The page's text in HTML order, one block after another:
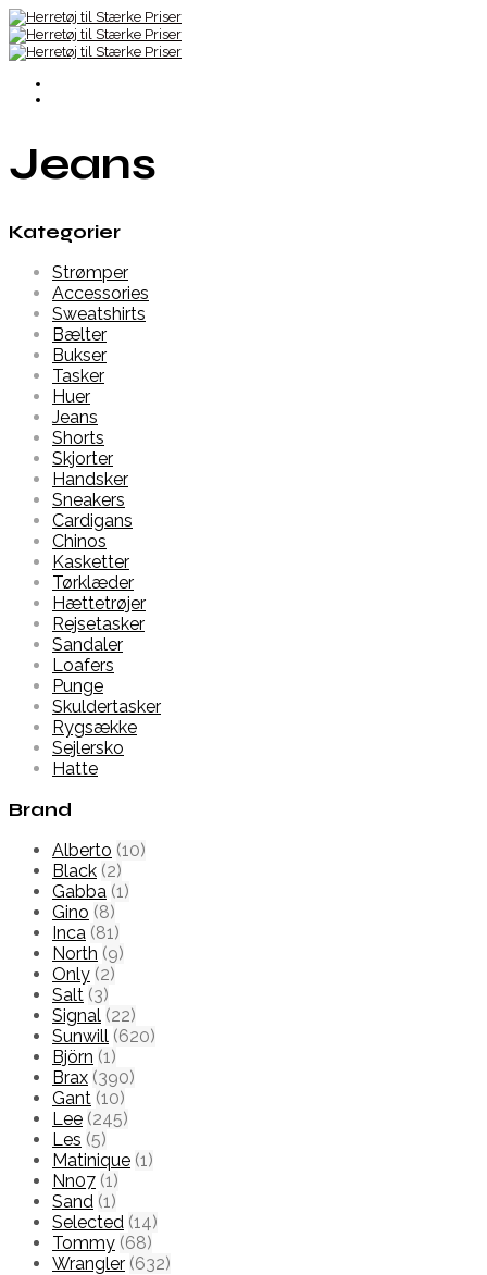
Jeans
Kategorier
Strømper
Accessories
Sweatshirts
Bælter
Bukser
Tasker
Huer
Jeans
Shorts
Skjorter
Handsker
Sneakers
Cardigans
Chinos
Kasketter
Tørklæder
Hættetrøjer
Rejsetasker
Sandaler
Loafers
Punge
Skuldertasker
Rygsække
Sejlersko
Hatte
Brand
Alberto (10)
Black (2)
Gabba (1)
Gino (8)
Inca (81)
North (9)
Only (2)
Salt (3)
Signal (22)
Sunwill (620)
Björn (1)
Brax (390)
Gant (10)
Lee (245)
Les (5)
Matinique (1)
Nn07 (1)
Sand (1)
Selected (14)
Tommy (68)
Wrangler (632)